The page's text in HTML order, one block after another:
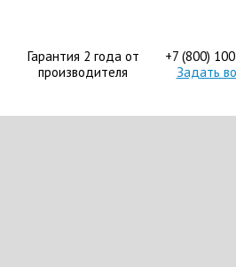
Гарантия 2 года от
производителя
+7 (800)
Задать